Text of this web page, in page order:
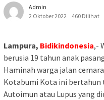
Admin
2 Oktober 2022
460 Dilihat
Lampura, Bidikindonesia,-
berusia 19 tahun anak
Haminah warga jalan
Kotabumi Kota ini bertahun
Autoimun atau Lupus yang